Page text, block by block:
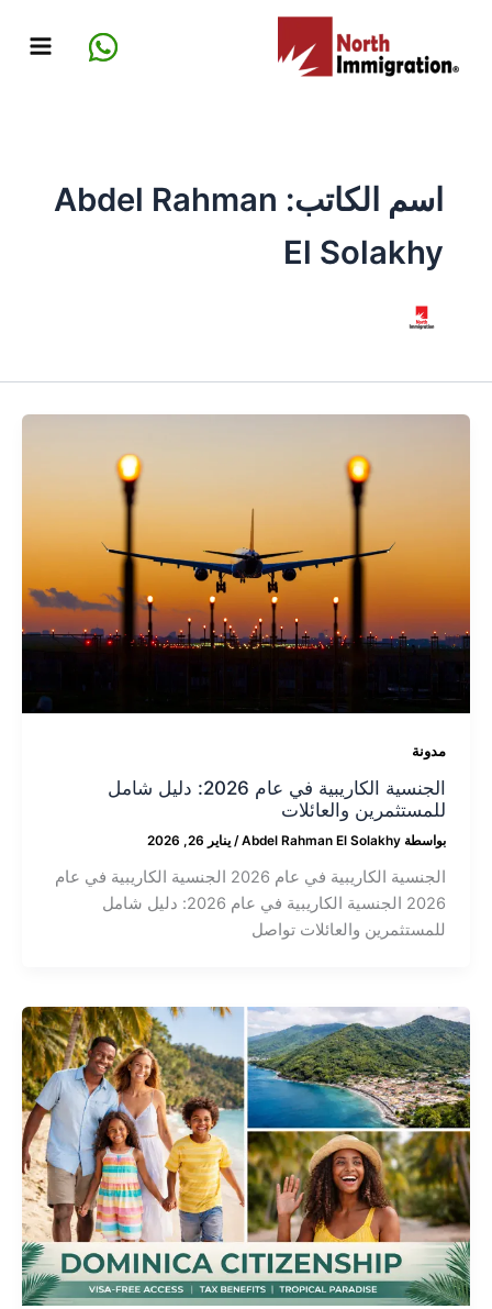
المحتوى
اسم الكاتب: Abdel Rahman
El Solakhy
مدونة
الجنسية الكاريبية في عام 2026: دليل شامل
للمستثمرين والعائلات
بواسطة Abdel Rahman El Solakhy
/ يناير 26, 2026
الجنسية الكاريبية في عام 2026 الجنسية الكاريبية في عام
2026 الجنسية الكاريبية في عام 2026: دليل شامل
للمستثمرين والعائلات تواصل